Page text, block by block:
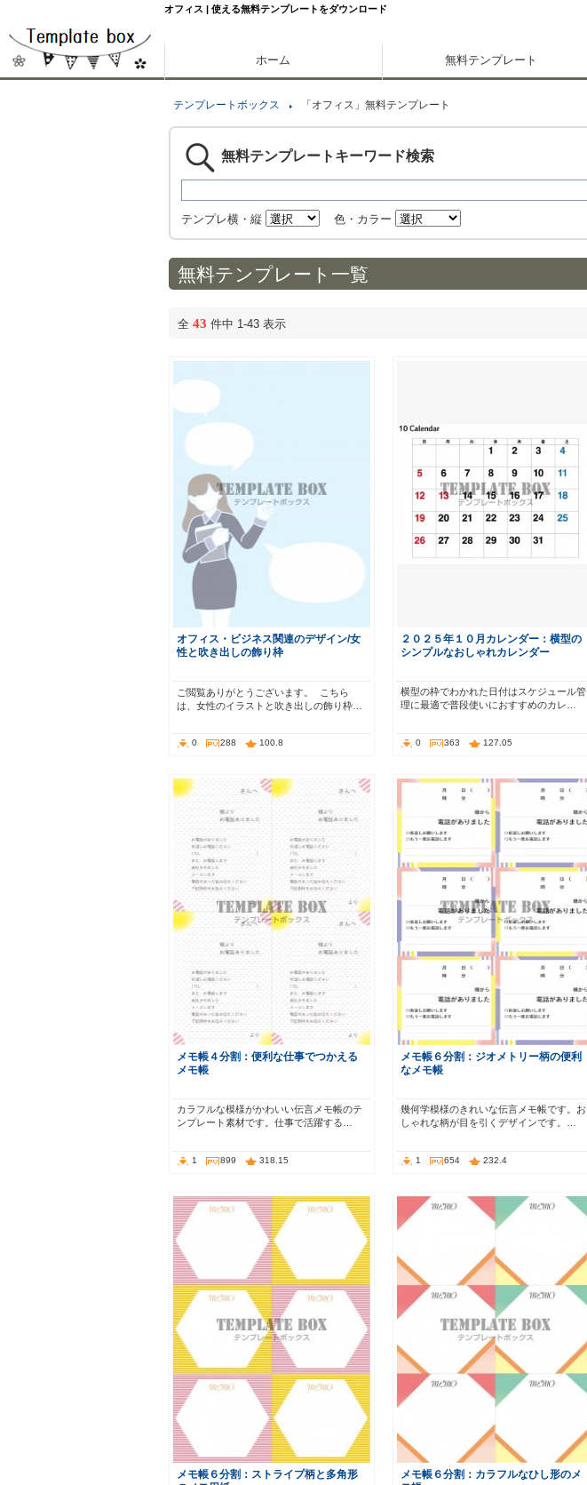
オフィス | 使える無料テンプレートをダウンロード
ホーム 無料テンプレート
テンプレートボックス 「オフィス」無料テンプレート
無料テンプレートキーワード検索
テンプレ横・縦 色・カラー
無料テンプレート一覧
全 43 件中 1-43 表示
オフィス・ビジネス関連のデザイン/女
性と吹き出しの飾り枠
ご閲覧ありがとうございます。 こちら
は、女性のイラストと吹き出しの飾り枠…
0 288 100.8
２０２５年１０月カレンダー：横型の
シンプルなおしゃれカレンダー
横型の枠でわかれた日付はスケジュール管
理に最適で普段使いにおすすめのカレ…
0 363 127.05
メモ帳４分割：便利な仕事でつかえる
メモ帳
カラフルな模様がかわいい伝言メモ帳のテ
ンプレート素材です。仕事で活躍する…
1 899 318.15
メモ帳６分割：ジオメトリー柄の便利
なメモ帳
幾何学模様のきれいな伝言メモ帳です。お
しゃれな柄が目を引くデザインです。…
1 654 232.4
メモ帳６分割：ストライプ柄と多角形
メモ帳６分割：カラフルなひし形のメ